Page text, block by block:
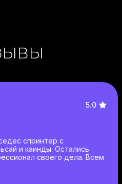
5.0
спринтер с
и каинды. Остались
своего дела. Всем